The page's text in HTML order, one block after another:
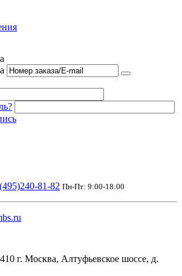
81-82 Пн-Пт: 9:00-18:00
г. Москва, Алтуфьевское шоссе, д.